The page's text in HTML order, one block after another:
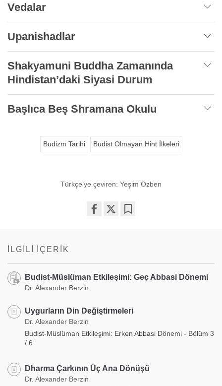
Vedalar
Upanishadlar
Shakyamuni Buddha Zamanında
Hindistan’daki Siyasi Durum
Başlıca Beş Shramana Okulu
Budizm Tarihi Budist Olmayan Hint İlkeleri
Türkçe’ye çeviren: Yeşim Özben
İLGILI İÇERIK
Budist-Müslüman Etkileşimi: Geç Abbasi Dönemi
Dr. Alexander Berzin
Uygurların Din Değiştirmeleri
Dr. Alexander Berzin
Budist-Müslüman Etkileşimi: Erken Abbasi Dönemi - Bölüm 3
/ 6
Dharma Çarkının Üç Ana Dönüşü
Dr. Alexander Berzin